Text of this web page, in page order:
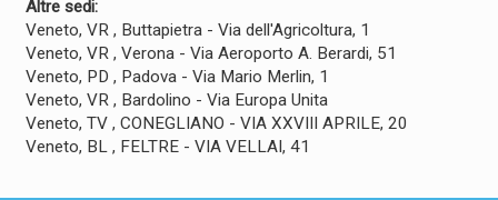
Altre sedi:
Veneto, VR , Buttapietra - Via dell'Agricoltura, 1
Veneto, VR , Verona - Via Aeroporto A. Berardi, 51
Veneto, PD , Padova - Via Mario Merlin, 1
Veneto, VR , Bardolino - Via Europa Unita
Veneto, TV , CONEGLIANO - VIA XXVIII APRILE, 20
Veneto, BL , FELTRE - VIA VELLAI, 41